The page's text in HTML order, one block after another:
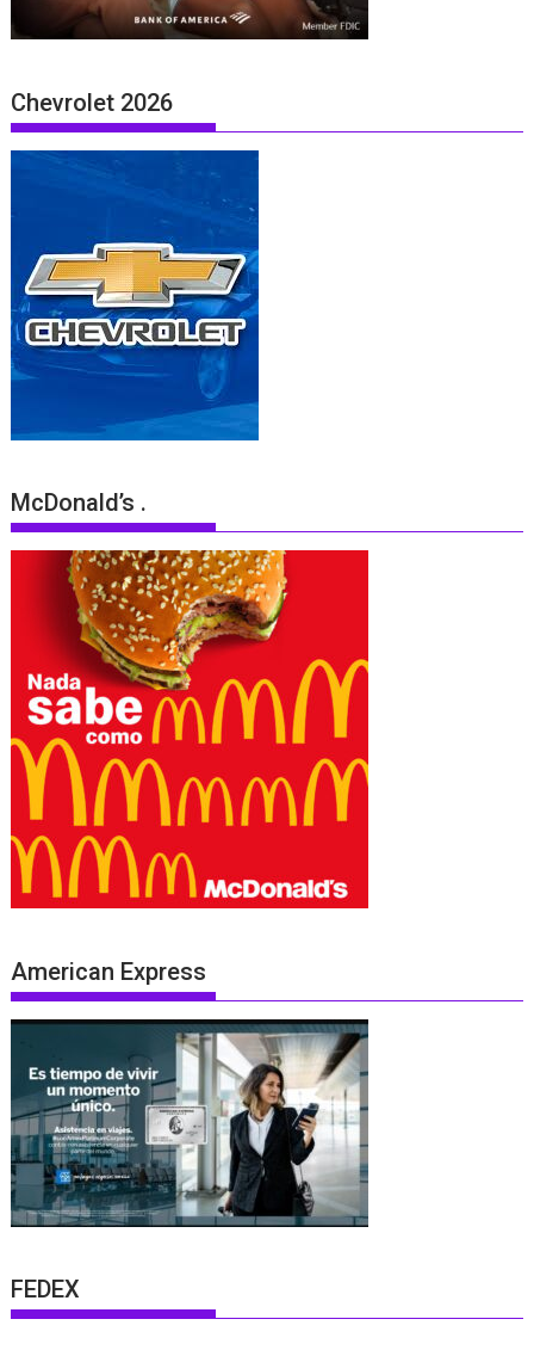
Chevrolet 2026
McDonald’s .
American Express
FEDEX